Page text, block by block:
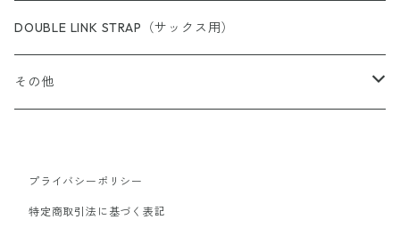
完成品（すべての商品）
完成品（ウォッシャブル）
完成品（ブレードクリンチタイプ）
ショルダー（サックス／ファゴット用）
完成品
クラリネット用
カスタムパーツ/アクセサリー
ストラップ
カスタムパーツ
エアスルー・リード
エアスルー・ミュートバッグ
エアスルー・パッチ
DOUBLE LINK STRAP（サックス用）
その他
カラーリングパッド（トランペット用）
プライバシーポリシー
特定商取引法に基づく表記